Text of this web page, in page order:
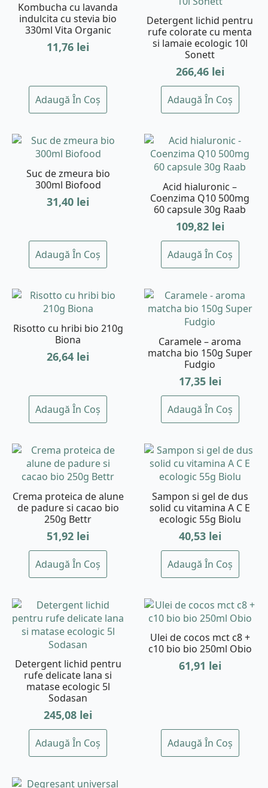
Kombucha cu lavanda
indulcita cu stevia bio
330ml Vita Organic
11,76 lei
Adaugă În Coș
Detergent lichid pentru
rufe colorate cu menta
si lamaie ecologic 10l
Sonett
266,46 lei
Adaugă În Coș
Suc de zmeura bio
300ml Biofood
31,40 lei
Adaugă În Coș
Acid hialuronic –
Coenzima Q10 500mg
60 capsule 30g Raab
109,82 lei
Adaugă În Coș
Risotto cu hribi bio 210g
Biona
26,64 lei
Adaugă În Coș
Caramele – aroma
matcha bio 150g Super
Fudgio
17,35 lei
Adaugă În Coș
Crema proteica de alune
de padure si cacao bio
250g Bettr
51,92 lei
Adaugă În Coș
Sampon si gel de dus
solid cu vitamina A C E
ecologic 55g Biolu
40,53 lei
Adaugă În Coș
Detergent lichid pentru
rufe delicate lana si
matase ecologic 5l
Sodasan
245,08 lei
Adaugă În Coș
Ulei de cocos mct c8 +
c10 bio bio 250ml Obio
61,91 lei
Adaugă În Coș